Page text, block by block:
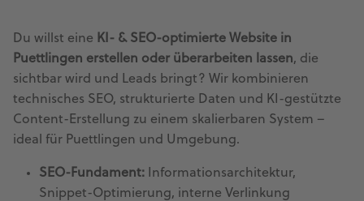
Du willst eine KI- & SEO-optimierte Website in
Puettlingen erstellen oder überarbeiten lassen, die
sichtbar wird und Leads bringt? Wir kombinieren
technisches SEO, strukturierte Daten und KI-gestützte
Content-Erstellung zu einem skalierbaren System –
ideal für Puettlingen und Umgebung.
SEO-Fundament: Informationsarchitektur,
Snippet-Optimierung, interne Verlinkung